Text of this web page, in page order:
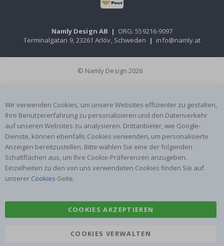
Namly Design AB | ORG: 559216-9097
Terminalgatan 9, 23261 Arlöv, Schweden | info@namly.at
© Namly Design 2026
Wir verwenden Cookies, um unsere Websites effizienter zu gestalten,
Ihre Benutzererfahrung zu personalisieren und den Datenverkehr
auf unseren Websites zu analysieren. Drittanbieter, wie Google-
Dienste, können ebenfalls Cookies verwenden, um personalisierte
Anzeigen bereitzustellen. Bitte wählen Sie eine der folgenden
Schaltflächen aus, um Ihre Cookie-Präferenzen anzugeben.
Einzelheiten zu den von uns verwendeten Cookies finden Sie auf
unserer Cookies-Seite.
COOKIES AKZEPTIEREN
COOKIES VERWALTEN